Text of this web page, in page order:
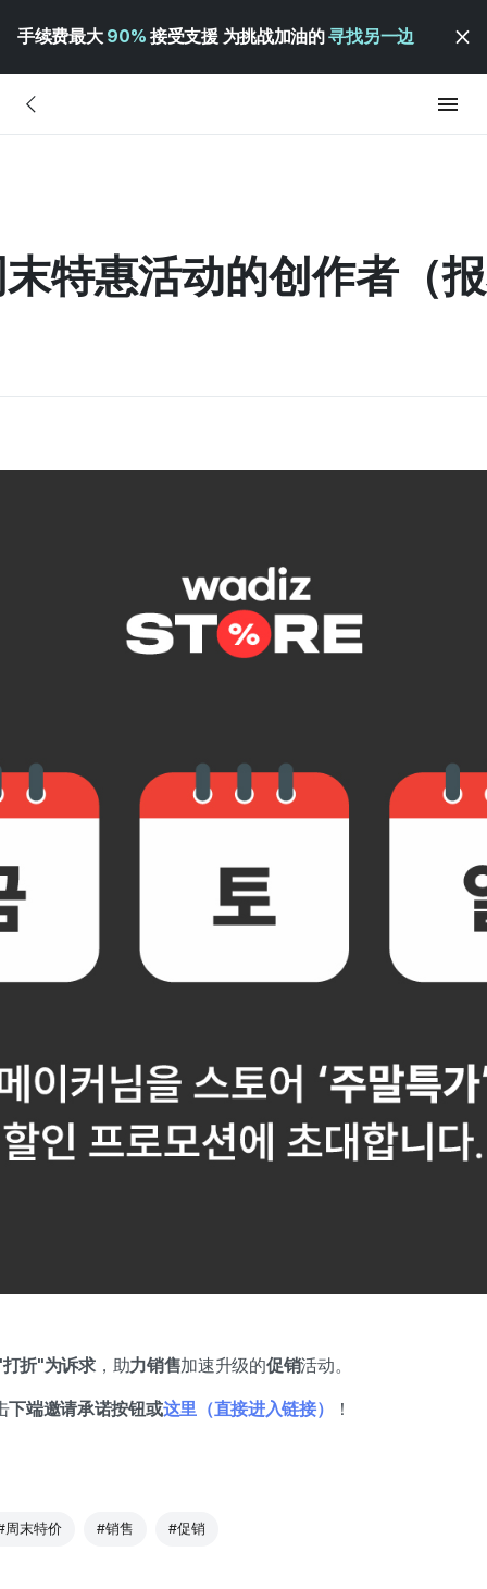
手续费最大 90% 接受支援 为挑战加油的寻找另一边
特惠活动的创作者（
折"为诉求，助力销售加速升级的促销活动。
下端邀请承诺按钮或这里（直接进入链接） ！
周末特价 #销售 #促销